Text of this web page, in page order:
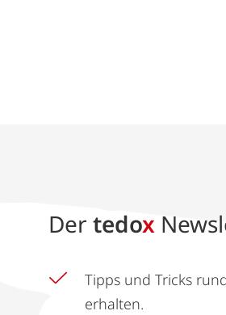
Der tedox
Tipps und Tricks
erhalten.